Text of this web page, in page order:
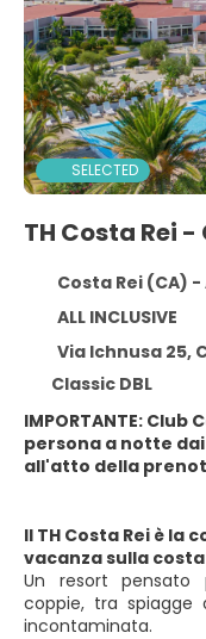
SELECTED
TH Costa Rei -
Costa Rei (CA)
ALL INCLUSIVE
Via Ichnusa 25,
Classic DBL
IMPORTANTE:
persona a notte
all'atto della
Il TH Costa Rei è la
vacanza sulla
Un resort pensato
coppie, tra spiagge
incontaminata.